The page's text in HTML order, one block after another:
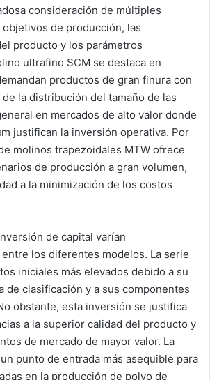
consideración de múltiples
de producción, las
producto y los parámetros
ultrafino SCM se destaca en
productos de gran finura con
la distribución del tamaño de las
en mercados de alto valor donde
justifican la inversión operativa. Por
molinos trapezoidales MTW ofrece
de producción a gran volumen,
a la minimización de los costos
de capital varían
los diferentes modelos. La serie
iniciales más elevados debido a su
de clasificación y a sus componentes
obstante, esta inversión se justifica
a la superior calidad del producto y
de mercado de mayor valor. La
punto de entrada más asequible para
en la producción de polvo de